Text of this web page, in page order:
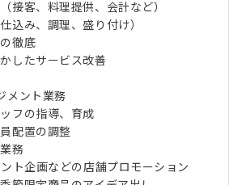
接客、料理提供、会計など）
込み、調理、盛り付け）
徹底
したサービス改善
メント業務
フの指導、育成
配置の調整
務
ト企画などの店舗プロモーション